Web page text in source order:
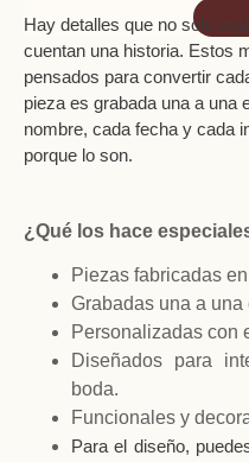
Hay detalles que no solo
cuentan una historia. Estos
pensados para convertir
pieza es grabada una a una
nombre, cada fecha y cada
porque lo son.
¿Qué los hace
Piezas fabricadas
Grabadas una a
Personalizadas con
Diseñados para
boda.
Funcionales y
Para el diseño,